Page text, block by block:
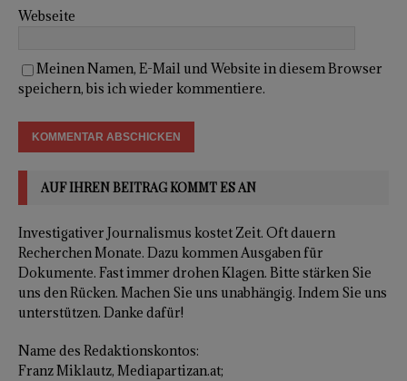
Webseite
Meinen Namen, E-Mail und Website in diesem Browser
speichern, bis ich wieder kommentiere.
AUF IHREN BEITRAG KOMMT ES AN
Investigativer Journalismus kostet Zeit. Oft dauern
Recherchen Monate. Dazu kommen Ausgaben für
Dokumente. Fast immer drohen Klagen. Bitte stärken Sie
uns den Rücken. Machen Sie uns unabhängig. Indem Sie uns
unterstützen. Danke dafür!
Name des Redaktionskontos:
Franz Miklautz, Mediapartizan.at;